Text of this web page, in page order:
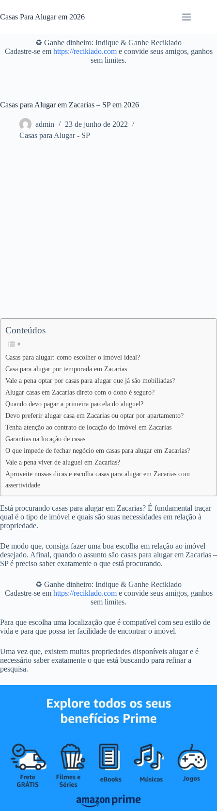
para
o
Casas Para Alugar em 2026
♻️ Ganhe dinheiro: Indique & Ganhe Reciklado
Cadastre-se em https://reciklado.come convide seus amigos, ganhos
sem limites.
Casas para Alugar em Zacarias – SP em 2026
admin
23 de junho de 2022
Casas para Alugar - SP
Conteúdos
Casas para alugar: como escolher o imóvel ideal?
Casa para alugar por temporada em Zacarias
Vale a pena optar por casas para alugar que já são mobiliadas?
Alugar casas em Zacarias direto com o dono é seguro?
Quando devo pagar a primeira parcela do aluguel?
Devo preferir alugar casa em Zacarias ou optar por apartamento?
Tenha atenção ao contrato de locação do imóvel em Zacarias
Garantias na locação de casas
O que impede de fechar negócio em casas para alugar em Zacarias?
Vale a pena viver de aluguel em Zacarias?
Aproveite nossas dicas e escolha casas para alugar em Zacarias com
assertividade
Está procurando casas para alugar em Zacarias? É fundamental traçar
qual é o tipo de imóvel e quais são suas necessidades em relação à
propriedade.
De modo que, consiga fazer uma boa escolha em relação ao imóvel
desejado. Afinal, quando o assunto são casas para alugar em Zacarias –
SP é preciso saber exatamente o que está procurando.
♻️ Ganhe dinheiro: Indique & Ganhe Reciklado
Cadastre-se em https://reciklado.come convide seus amigos, ganhos
sem limites.
Para que escolha uma localização que é compatível com seu estilo de
vida e para que possa ter facilidade de encontrar o imóvel.
Uma vez que, existem muitas propriedades disponíveis alugar e é
necessário saber exatamente o que está buscando para refinar a
pesquisa.